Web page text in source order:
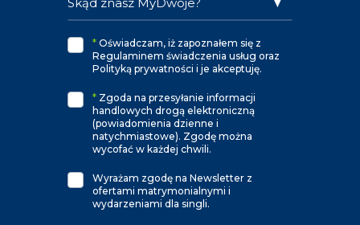
* Oświadczam, iż zapoznałem się z
Regulaminem świadczenia usług oraz
Polityką prywatności i je akceptuję.
* Zgoda na przesyłanie informacji
handlowych drogą elektroniczną
(powiadomienia dzienne i
natychmiastowe). Zgodę można
wycofać w każdej chwili.
Wyrażam zgodę na Newsletter z
ofertami matrymonialnymi i
wydarzeniami dla singli.